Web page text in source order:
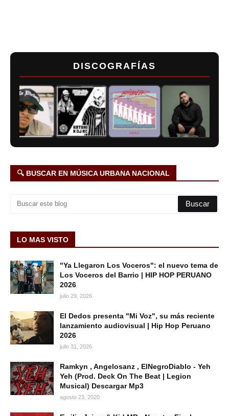
DISCOGRAFÍAS
🔍 BUSCAR EN MÚSICA URBANA NACIONAL
LO MAS VISTO
"Ya Llegaron Los Voceros": el nuevo tema de
Los Voceros del Barrio | HIP HOP PERUANO
2026
julio 29, 2026
El Dedos presenta "Mi Voz", su más reciente
lanzamiento audiovisual | Hip Hop Peruano
2026
julio 31, 2026
Ramkyn , Angelosanz , ElNegroDiablo - Yeh
Yeh (Prod. Deck On The Beat | Legion
Musical) Descargar Mp3
agosto 23, 2020